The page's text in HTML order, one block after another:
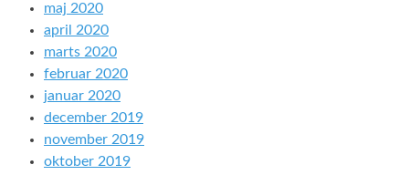
maj 2020
april 2020
marts 2020
februar 2020
januar 2020
december 2019
november 2019
oktober 2019